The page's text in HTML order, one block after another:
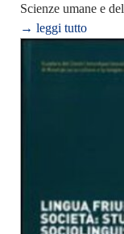
Scienze umane e
→ leggi tutto